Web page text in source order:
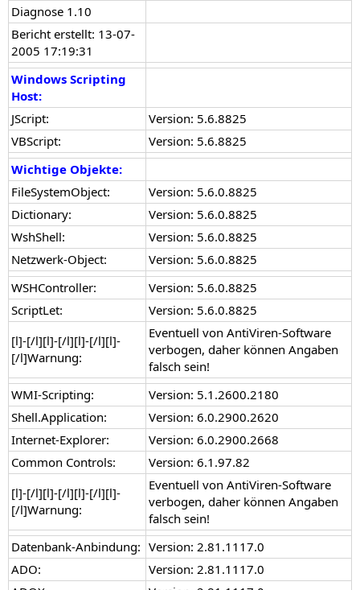
Diagnose 1.10
Bericht erstellt: 13-07-
2005 17:19:31
Windows Scripting
Host:
JScript:
Version: 5.6.8825
VBScript:
Version: 5.6.8825
Wichtige Objekte:
FileSystemObject:
Version: 5.6.0.8825
Dictionary:
Version: 5.6.0.8825
WshShell:
Version: 5.6.0.8825
Netzwerk-Object:
Version: 5.6.0.8825
WSHController:
Version: 5.6.0.8825
ScriptLet:
Version: 5.6.0.8825
[l]-[/l][l]-[/l][l]-[/l][l]-
[/l]Warnung:
Eventuell von AntiViren-Software
verbogen, daher können Angaben
falsch sein!
WMI-Scripting:
Version: 5.1.2600.2180
Shell.Application:
Version: 6.0.2900.2620
Internet-Explorer:
Version: 6.0.2900.2668
Common Controls:
Version: 6.1.97.82
[l]-[/l][l]-[/l][l]-[/l][l]-
[/l]Warnung:
Eventuell von AntiViren-Software
verbogen, daher können Angaben
falsch sein!
Datenbank-Anbindung: Version: 2.81.1117.0
ADO:
Version: 2.81.1117.0